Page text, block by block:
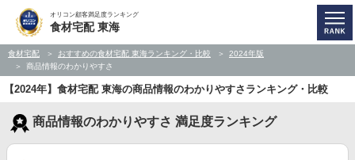
オリコン顧客満足度ランキング
食材宅配 東海
食材宅配 おすすめの食材宅配 東海ランキング・比較
2024年版
商品情報のわかりやすさ
【2024年】食材宅配 東海の商品情報のわかりやすさランキング・比較
商品情報のわかりやすさ 満足度ランキング